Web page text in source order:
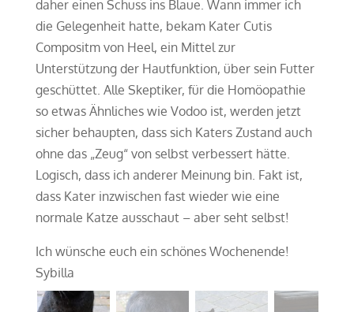
daher einen Schuss ins Blaue. Wann immer ich
die Gelegenheit hatte, bekam Kater Cutis
Compositm von Heel, ein Mittel zur
Unterstützung der Hautfunktion, über sein Futter
geschüttet. Alle Skeptiker, für die Homöopathie
so etwas Ähnliches wie Vodoo ist, werden jetzt
sicher behaupten, dass sich Katers Zustand auch
ohne das „Zeug“ von selbst verbessert hätte.
Logisch, dass ich anderer Meinung bin. Fakt ist,
dass Kater inzwischen fast wieder wie eine
normale Katze ausschaut – aber seht selbst!
Ich wünsche euch ein schönes Wochenende!
Sybilla